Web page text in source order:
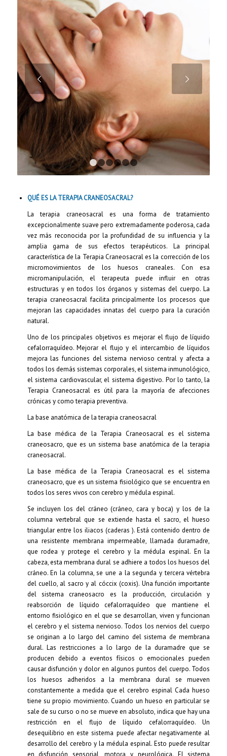
Next
3
QUÉ ES LA TERAPIA CRANEOSACRAL?
La terapia craneosacral es una forma de tratamiento
excepcionalmente suave pero extremadamente poderosa, cada
amplia gama de sus efectos terapéuticos. La principal
micromovimientos de los huesos craneales. Con esa
micromanipulación, el terapeuta puede influir en otras
estructuras y en todos los órganos y sistemas del cuerpo. La
terapia craneosacral facilita principalmente los procesos que
mejoran las capacidades innatas del cuerpo para la curación
natural.
Uno de los principales objetivos es mejorar el flujo de líquido
cefalorraquídeo. Mejorar el flujo y el intercambio de líquidos
mejora las funciones del sistema nervioso central y afecta a
todos los demás sistemas corporales, el sistema inmunológico,
Terapia Craneosacral es útil para la mayoría de afecciones
crónicas y como terapia preventiva.
La base anatómica de la terapia craneosacral
La base médica de la Terapia Craneosacral es el sistema
craneosacro, que es un sistema base anatómica de la terapia
craneosacral.
La base médica de la Terapia Craneosacral es el sistema
craneosacro, que es un sistema fisiológico que se encuentra en
todos los seres vivos con cerebro y médula espinal.
Se incluyen los del cráneo (cráneo, cara y boca) y los de la
columna vertebral que se extiende hasta el sacro, el hueso
triangular entre los iliacos (caderas ). Está contenido dentro de
una resistente membrana impermeable, llamada duramadre,
cabeza, esta membrana dural se adhiere a todos los huesos del
cráneo. En la columna, se une a la segunda y tercera vértebra
del cuello, al sacro y al cóccix (coxis). Una función importante
del sistema craneosacro es la producción, circulación y
reabsorción de líquido cefalorraquídeo que mantiene el
entorno fisiológico en el que se desarrollan, viven y funcionan
el cerebro y el sistema nervioso. Todos los nervios del cuerpo
se originan a lo largo del camino del sistema de membrana
dural. Las restricciones a lo largo de la duramadre que se
producen debido a eventos físicos o emocionales pueden
causar disfunción y dolor en algunos puntos del cuerpo. Todos
los huesos adheridos a la membrana dural se mueven
constantemente a medida que el cerebro espinal Cada hueso
tiene su propio movimiento. Cuando un hueso en particular se
sale de su curso o no se mueve en absoluto, indica que hay una
restricción en el flujo de líquido cefalorraquídeo. Un
desequilibrio en este sistema puede afectar negativamente al
desarrollo del cerebro y la médula espinal. Esto puede resultar
en disfunción sensorial, motora y neurológica. El sistema
craneosacro trabaja en conjunto con otros sistemas del cuerpo
como el cardiovascular, respiratorio y musculoesquelético.
sistema endocrino y nervioso. Todas las partes del cuerpo se
ven afectadas por el funcionamiento del sistema craneo sacro y